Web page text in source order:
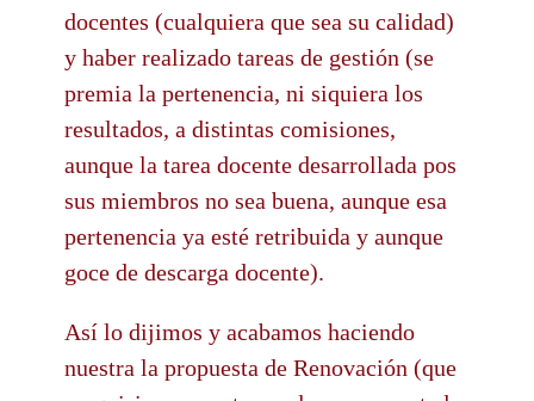
docentes (cualquiera que sea su calidad)
y haber realizado tareas de gestión (se
premia la pertenencia, ni siquiera los
resultados, a distintas comisiones,
aunque la tarea docente desarrollada pos
sus miembros no sea buena, aunque esa
pertenencia ya esté retribuida y aunque
goce de descarga docente).
Así lo dijimos y acabamos haciendo
nuestra la propuesta de Renovación (que